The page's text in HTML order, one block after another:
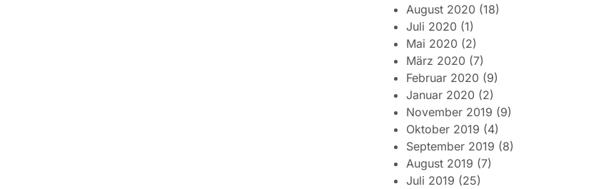
August 2020 (18)
Juli 2020 (1)
Mai 2020 (2)
März 2020 (7)
Februar 2020 (9)
Januar 2020 (2)
November 2019 (9)
Oktober 2019 (4)
September 2019 (8)
August 2019 (7)
Juli 2019 (25)